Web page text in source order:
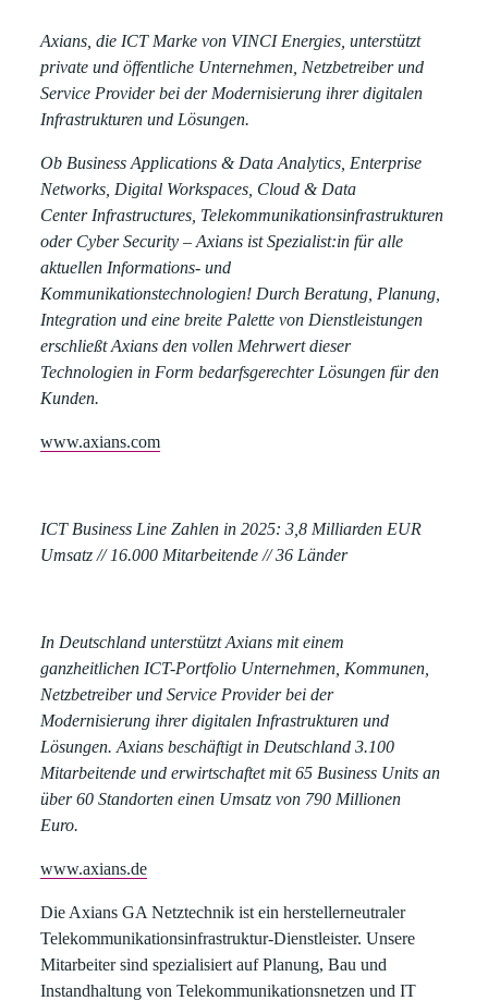
Axians, die ICT Marke von VINCI Energies, unterstützt
private und öffentliche Unternehmen, Netzbetreiber und
Service Provider bei der Modernisierung ihrer digitalen
Infrastrukturen und Lösungen.
Ob Business Applications & Data Analytics, Enterprise
Networks, Digital Workspaces, Cloud & Data
Center Infrastructures, Telekommunikationsinfrastrukturen
oder Cyber Security – Axians ist Spezialist:in für alle
aktuellen Informations- und
Kommunikationstechnologien! Durch Beratung, Planung,
Integration und eine breite Palette von Dienstleistungen
erschließt Axians den vollen Mehrwert dieser
Technologien in Form bedarfsgerechter Lösungen für den
Kunden.
www.axians.com
ICT Business Line Zahlen in 2025: 3,8 Milliarden EUR
Umsatz // 16.000 Mitarbeitende // 36 Länder
In Deutschland unterstützt Axians mit einem
ganzheitlichen ICT-Portfolio Unternehmen, Kommunen,
Netzbetreiber und Service Provider bei der
Modernisierung ihrer digitalen Infrastrukturen und
Lösungen. Axians beschäftigt in Deutschland 3.100
Mitarbeitende und erwirtschaftet mit 65 Business Units an
über 60 Standorten einen Umsatz von 790 Millionen
Euro.
www.axians.de
Die Axians GA Netztechnik ist ein herstellerneutraler
Telekommunikationsinfrastruktur-Dienstleister. Unsere
Mitarbeiter sind spezialisiert auf Planung, Bau und
Instandhaltung von Telekommunikationsnetzen und IT